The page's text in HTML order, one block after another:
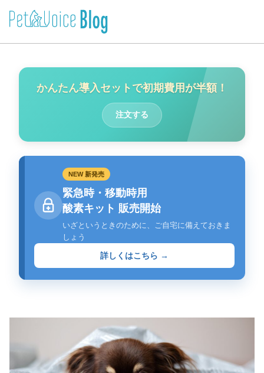
かんたん導入セットで初期費用が半額！
注文する
NEW 新発売
緊急時・移動時用
酸素キット 販売開始
いざというときのために、ご自宅に備えておきま
しょう
詳しくはこちら →